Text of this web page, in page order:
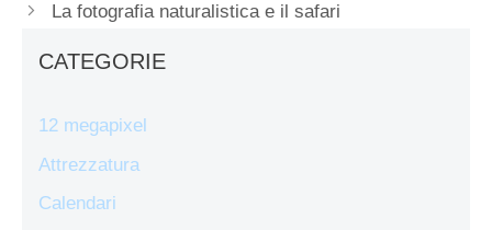
La fotografia naturalistica e il safari
CATEGORIE
12 megapixel
Attrezzatura
Calendari